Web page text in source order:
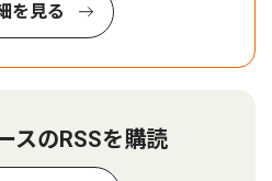
を見る
スのRSSを購読